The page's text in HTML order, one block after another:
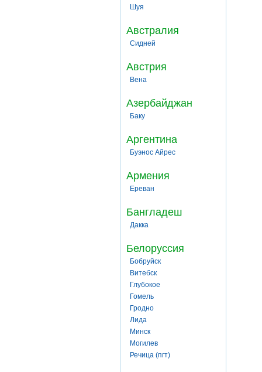
Шуя
Австралия
Сидней
Австрия
Вена
Азербайджан
Баку
Аргентина
Буэнос Айрес
Армения
Ереван
Бангладеш
Дакка
Белоруссия
Бобруйск
Витебск
Глубокое
Гомель
Гродно
Лида
Минск
Могилев
Речица (пгт)